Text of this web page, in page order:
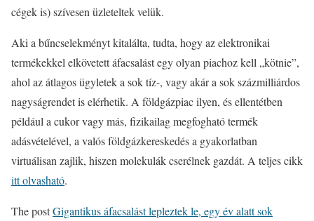
cégek is) szívesen üzleteltek velük.
Aki a bűncselekményt kitalálta, tudta, hogy az elektronikai
termékekkel elkövetett áfacsalást egy olyan piachoz kell „kötnie”,
ahol az átlagos ügyletek a sok tíz-, vagy akár a sok százmilliárdos
nagyságrendet is elérhetik. A földgázpiac ilyen, és ellentétben
például a cukor vagy más, fizikailag megfogható termék
adásvételével, a valós földgázkereskedés a gyakorlatban
virtuálisan zajlik, hiszen molekulák cserélnek gazdát. A teljes cikk
itt olvasható.
The postGigantikus áfacsalást lepleztek le, egy év alatt sok